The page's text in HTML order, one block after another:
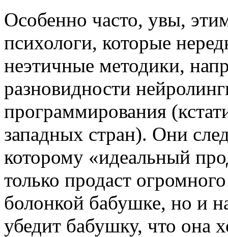
Особенно часто, увы,
психологи, которые
неэтичные методики,
разновидности
программирования
западных стран). Они
которому «идеальный
только продаст
болонкой бабушке, но и
убедит бабушку, что она